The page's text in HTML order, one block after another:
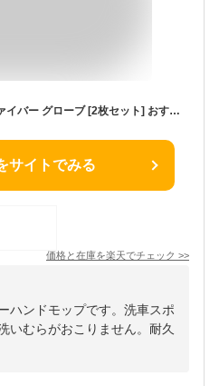
楽天1位獲得 洗車 ムートン ファイバー グローブ [2枚セット] おすすめ 便利な洗車グッズ 洗車 スポンジ ミット 道具 シャンプー 手洗い 自動車 バイク カー用品 洗浄用 ハンドモップ |L
サイトでみる
価格と在庫を楽天でチェック >>
ハンドモップです。洗車スポ
いむらがおこりません。耐久